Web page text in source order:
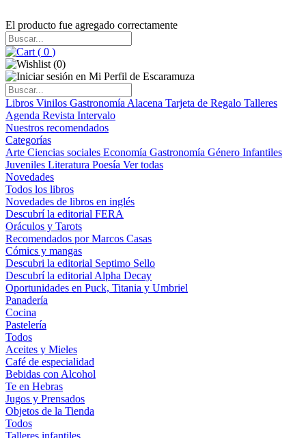
El producto fue agregado correctamente
( 0 )
(0)
Libros Vinilos Gastronomía Alacena Tarjeta de Regalo Talleres
Agenda Revista Intervalo
Nuestros recomendados
Categorías
Arte Ciencias sociales Economía Gastronomía Género Infantiles
Juveniles Literatura Poesía Ver todas
Novedades
Todos los libros
Novedades de libros en inglés
Descubrí la editorial FERA
Oráculos y Tarots
Recomendados por Marcos Casas
Cómics y mangas
Descubri la editorial Septimo Sello
Descubrí la editorial Alpha Decay
Oportunidades en Puck, Titania y Umbriel
Panadería
Cocina
Pastelería
Todos
Aceites y Mieles
Café de especialidad
Bebidas con Alcohol
Te en Hebras
Jugos y Prensados
Objetos de la Tienda
Todos
Talleres infantiles